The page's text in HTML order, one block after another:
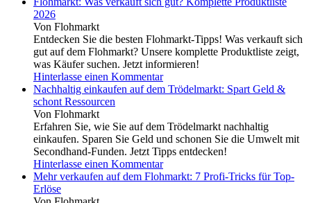
2026
Von Flohmarkt
Entdecken Sie die besten Flohmarkt-Tipps! Was verkauft sich
gut auf dem Flohmarkt? Unsere komplette Produktliste zeigt,
was Käufer suchen. Jetzt informieren!
Hinterlasse einen Kommentar
Nachhaltig einkaufen auf dem Trödelmarkt: Spart Geld &
schont Ressourcen
Von Flohmarkt
Erfahren Sie, wie Sie auf dem Trödelmarkt nachhaltig
einkaufen. Sparen Sie Geld und schonen Sie die Umwelt mit
Secondhand-Funden. Jetzt Tipps entdecken!
Hinterlasse einen Kommentar
Mehr verkaufen auf dem Flohmarkt: 7 Profi-Tricks für Top-
Erlöse